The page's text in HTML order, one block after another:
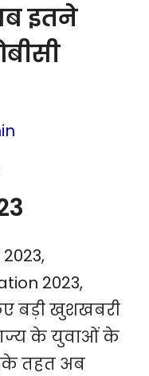
इतने
2023,
बड़ी खुशखबरी
के युवाओं के
तहत अब